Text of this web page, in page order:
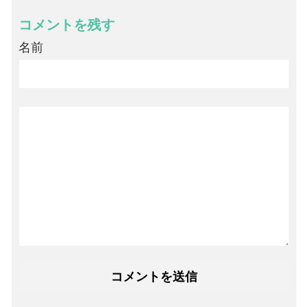
コメントを残す
名前